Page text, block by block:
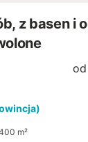
z basen i
od
m²